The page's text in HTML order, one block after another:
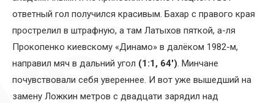
ответный гол получился красивым. Бахар с правого края
прострелил в штрафную, а там Латыхов пяткой, а-ля
Прокопенко киевскому «Динамо» в далёком 1982-м,
направил мяч в дальний угол (1:1, 64′). Минчане
почувствовали себя увереннее. И вот уже вышедший на
замену Ложкин метров с двадцати зарядил над